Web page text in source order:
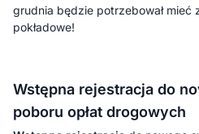
grudnia będzie potrzebował mieć
pokładowe!
Wstępna rejestracja do
poboru opłat drogowych